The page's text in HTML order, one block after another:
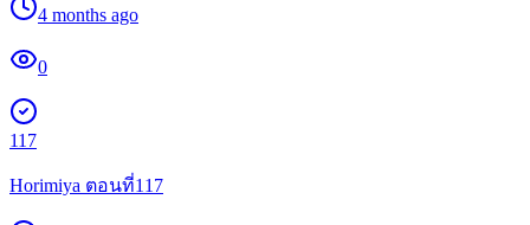
4 months ago
0
117
Horimiya ตอนที่117